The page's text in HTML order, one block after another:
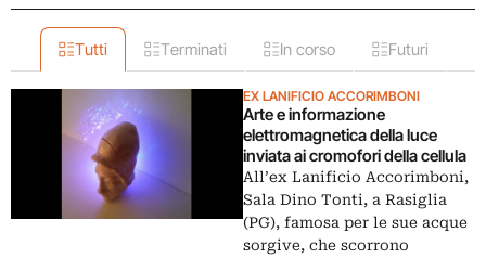
Tutti Terminati In corso Futuri
EX LANIFICIO ACCORIMBONI
Arte e informazione
elettromagnetica della luce
inviata ai cromofori della cellula
All’ex Lanificio Accorimboni,
Sala Dino Tonti, a Rasiglia
(PG), famosa per le sue acque
sorgive, che scorrono